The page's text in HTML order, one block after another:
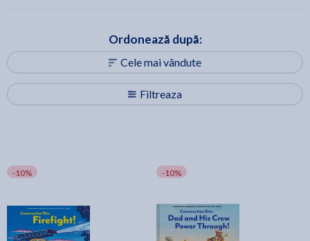
Filtreaza
Ordonează după:
Cele mai vândute
-10% -10%